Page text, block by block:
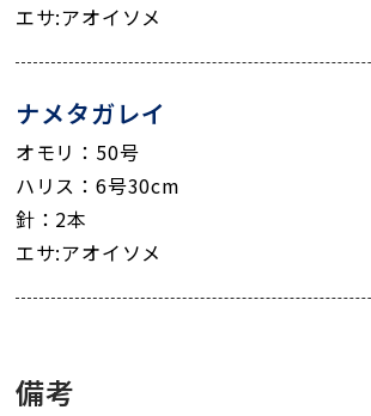
エサ:アオイソメ
ナメタガレイ
オモリ：50号
ハリス：6号30cm
針：2本
エサ:アオイソメ
備考